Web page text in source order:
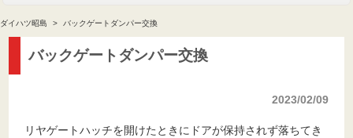
ダイハツ昭島 バックゲートダンパー交換
バックゲートダンパー交換
2023/02/09
リヤゲートハッチを開けたときにドアが保持されず落ちてき